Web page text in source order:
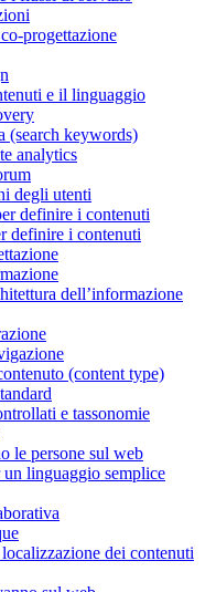
progettazione
e il linguaggio
(search keywords)
analytics
degli utenti
definire i contenuti
definire i contenuti
dell’informazione
(content type)
e tassonomie
le persone sul web
linguaggio semplice
dei contenuti